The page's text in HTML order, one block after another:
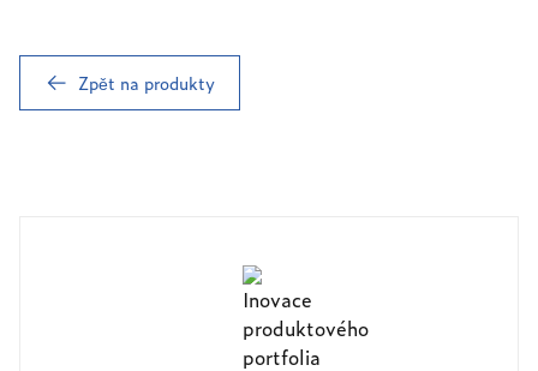
Zpět na produkty